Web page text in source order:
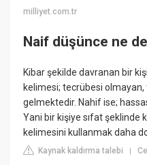
milliyet.com.tr
Naif düşünce ne
Kibar şekilde davranan bir
kelimesi; tecrübesi
gelmektedir. Nahif ise;
Yani bir kişiye sıfat şeklinde
kelimesini kullanmak daha
Kaynak kaldırma talebi |